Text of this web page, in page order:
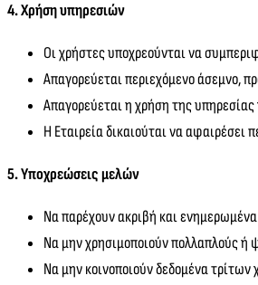
4. Χρήση υπηρεσιών
Οι χρήστες υποχρεούνται να
Απαγορεύεται περιεχόμενο άσεμνο,
Απαγορεύεται η χρήση της
Η Εταιρεία δικαιούται να
5. Υποχρεώσεις μελών
Να παρέχουν ακριβή και ενημερωμένα
Να μην χρησιμοποιούν πολλαπλούς ή
Να μην κοινοποιούν δεδομένα τρίτων